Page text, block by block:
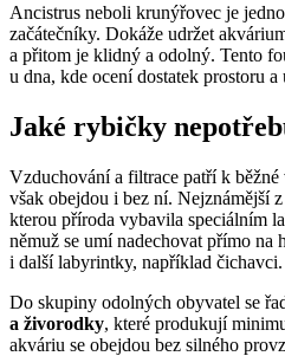
Ancistrus neboli krunýřovec je
začátečníky. Dokáže udržet
a přitom je klidný a odolný. Tento
u dna, kde ocení dostatek prostoru a
Jaké rybičky
Vzduchování a filtrace patří k
však obejdou i bez ní. Nejznámější
kterou příroda vybavila speciálním
němuž se umí nadechovat přímo na
i další labyrintky, například čichavci.
Do skupiny odolných obyvatel se
a živorodky, které produkují
akváriu se obejdou bez silného